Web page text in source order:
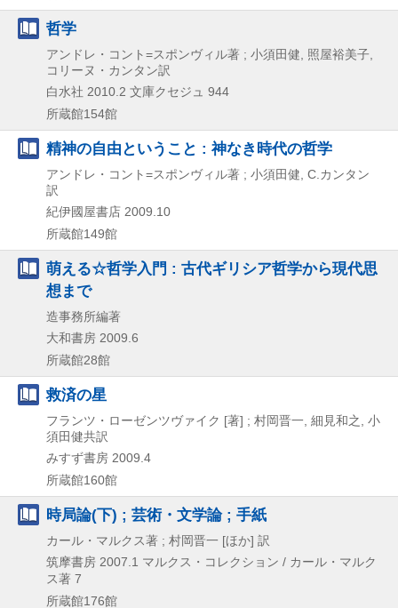
哲学
アンドレ・コント=スポンヴィル著 ; 小須田健, 照屋裕美子,
コリーヌ・カンタン訳
白水社 2010.2 文庫クセジュ 944
所蔵館154館
精神の自由ということ : 神なき時代の哲学
アンドレ・コント=スポンヴィル著 ; 小須田健, C.カンタン
訳
紀伊國屋書店 2009.10
所蔵館149館
萌える☆哲学入門 : 古代ギリシア哲学から現代思
想まで
造事務所編著
大和書房 2009.6
所蔵館28館
救済の星
フランツ・ローゼンツヴァイク [著] ; 村岡晋一, 細見和之, 小
須田健共訳
みすず書房 2009.4
所蔵館160館
時局論(下) ; 芸術・文学論 ; 手紙
カール・マルクス著 ; 村岡晋一 [ほか] 訳
筑摩書房 2007.1 マルクス・コレクション / カール・マルク
ス著 7
所蔵館176館